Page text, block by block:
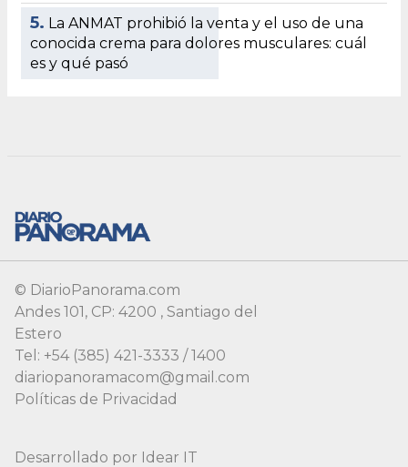
© DiarioPanorama.com
Andes 101, CP: 4200 , Santiago del
Estero
Tel: +54 (385) 421-3333 / 1400
diariopanoramacom@gmail.com
Políticas de Privacidad
Desarrollado por Idear IT